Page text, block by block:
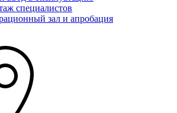
специалистов
зал и апробация